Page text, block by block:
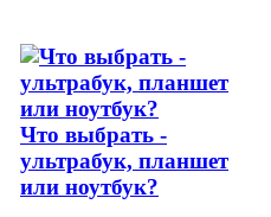
Что выбрать -
ультрабук, планшет
или ноутбук?